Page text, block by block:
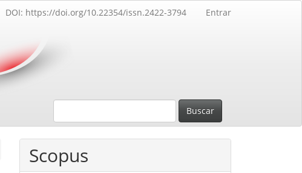
DOI: https://doi.org/10.22354/issn.2422-3794 Entrar
Buscar
Scopus